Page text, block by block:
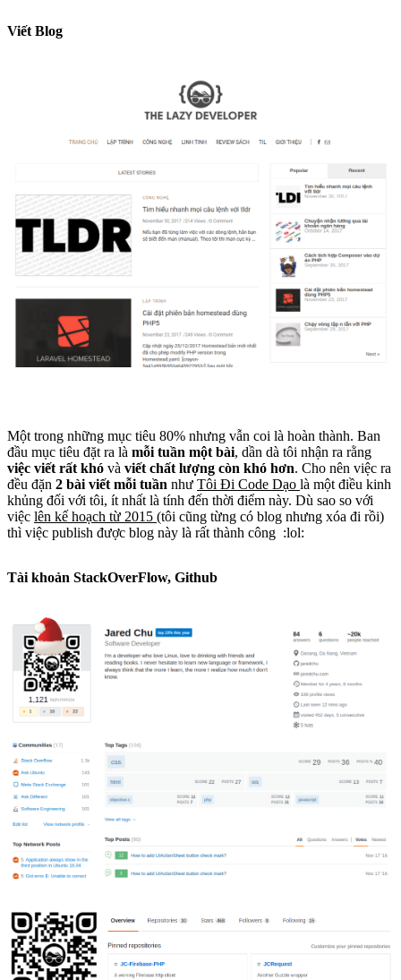
Viết Blog
Một trong những mục tiêu 80% nhưng vẫn coi là hoàn thành. Ban
đầu mục tiêu đặt ra là mỗi tuần một bài, dần dà tôi nhận ra rằng
việc viết rất khó và viết chất lượng còn khó hơn. Cho nên việc ra
đều đặn 2 bài viết mỗi tuần như Tôi Đi Code Dạo là một điều kinh
khủng đối với tôi, ít nhất là tính đến thời điểm này. Dù sao so với
việc lên kế hoạch từ 2015 (tôi cũng từng có blog nhưng xóa đi rồi)
thì việc publish được blog này là rất thành công :lol:
Tài khoản StackOverFlow, Github